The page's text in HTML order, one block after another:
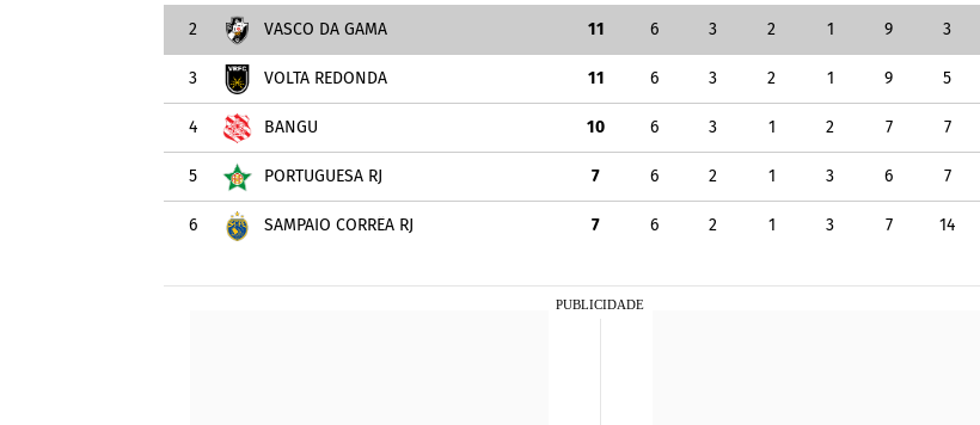
2 VASCO DA GAMA 11 6 3 2 1 9 3
3 VOLTA REDONDA 11 6 3 2 1 9 5
4 BANGU 10 6 3 1 2 7 7
5 PORTUGUESA RJ 7 6 2 1 3 6 7
6 SAMPAIO CORRÊA RJ 7 6 2 1 3 7 14